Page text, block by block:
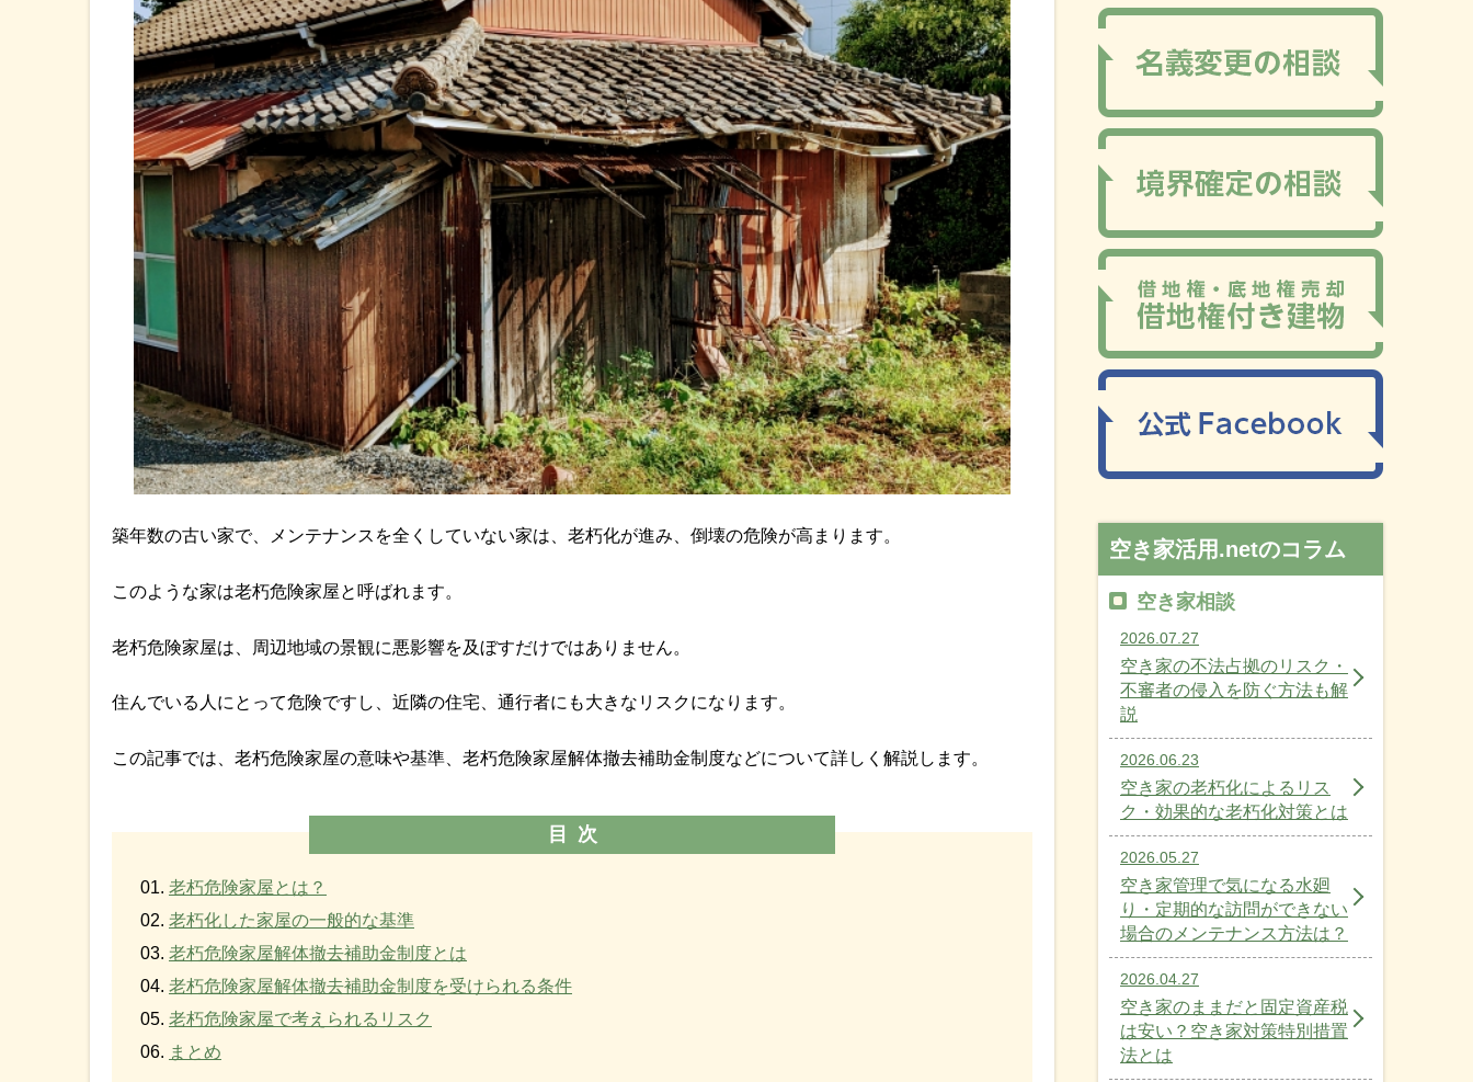
築年数の古い家で、メンテナンスを全くしていない家は、老朽化が進み、倒壊の危険が高まります。
このような家は老朽危険家屋と呼ばれます。
老朽危険家屋は、周辺地域の景観に悪影響を及ぼすだけではありません。
住んでいる人にとって危険ですし、近隣の住宅、通行者にも大きなリスクになります。
この記事では、老朽危険家屋の意味や基準、老朽危険家屋解体撤去補助金制度などについて詳しく解説します。
目次
老朽危険家屋とは？
老朽化した家屋の一般的な基準
老朽危険家屋解体撤去補助金制度とは
老朽危険家屋解体撤去補助金制度を受けられる条件
老朽危険家屋で考えられるリスク
まとめ
空き家活用.netのコラム
空き家相談
2026.07.27
空き家の不法占拠のリスク・
不審者の侵入を防ぐ方法も解
説
2026.06.23
空き家の老朽化によるリス
ク・効果的な老朽化対策とは
2026.05.27
空き家管理で気になる水廻
り・定期的な訪問ができない
場合のメンテナンス方法は？
2026.04.27
空き家のままだと固定資産税
は安い？空き家対策特別措置
法とは